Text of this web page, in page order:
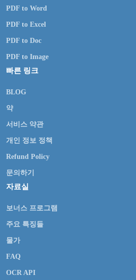
PDF to Word
PDF to Excel
PDF to Doc
PDF to Image
빠른 링크
BLOG
약
서비스 약관
개인 정보 정책
Refund Policy
문의하기
자료실
보너스 프로그램
주요 특징들
물가
FAQ
OCR API